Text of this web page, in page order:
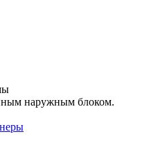
наружным блоком.